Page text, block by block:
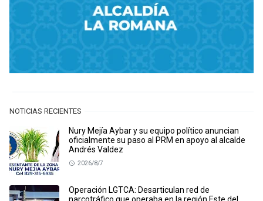
NOTICIAS RECIENTES
Nury Mejía Aybar y su equipo político anuncian
oficialmente su paso al PRM en apoyo al alcalde
Andrés Valdez
2026/8/7
Operación LGTCA: Desarticulan red de